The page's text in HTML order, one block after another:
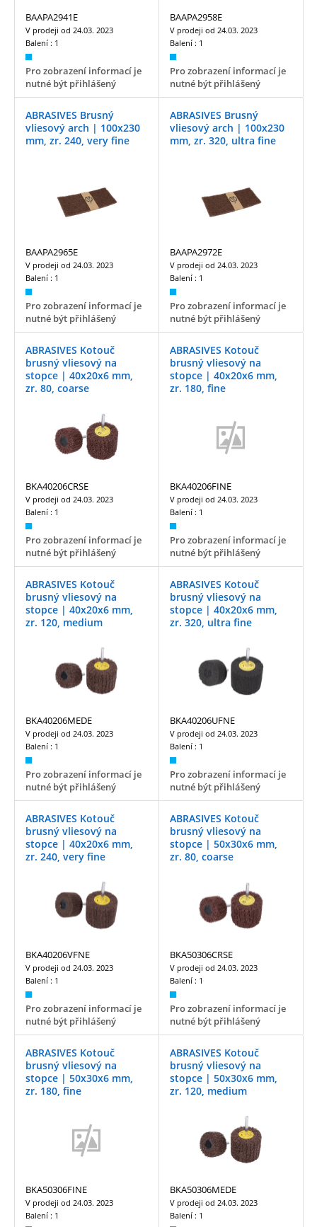
BAAPA2941E
V prodeji od 24.03. 2023
Balení : 1
Pro zobrazení informací je
nutné být přihlášený
BAAPA2958E
V prodeji od 24.03. 2023
Balení : 1
Pro zobrazení informací je
nutné být přihlášený
ABRASIVES Brusný
vliesový arch | 100x230
mm, zr. 240, very fine
BAAPA2965E
V prodeji od 24.03. 2023
Balení : 1
Pro zobrazení informací je
nutné být přihlášený
ABRASIVES Brusný
vliesový arch | 100x230
mm, zr. 320, ultra fine
BAAPA2972E
V prodeji od 24.03. 2023
Balení : 1
Pro zobrazení informací je
nutné být přihlášený
ABRASIVES Kotouč
brusný vliesový na
stopce | 40x20x6 mm,
zr. 80, coarse
BKA40206CRSE
V prodeji od 24.03. 2023
Balení : 1
Pro zobrazení informací je
nutné být přihlášený
ABRASIVES Kotouč
brusný vliesový na
stopce | 40x20x6 mm,
zr. 180, fine
BKA40206FINE
V prodeji od 24.03. 2023
Balení : 1
Pro zobrazení informací je
nutné být přihlášený
ABRASIVES Kotouč
brusný vliesový na
stopce | 40x20x6 mm,
zr. 120, medium
BKA40206MEDE
V prodeji od 24.03. 2023
Balení : 1
Pro zobrazení informací je
nutné být přihlášený
ABRASIVES Kotouč
brusný vliesový na
stopce | 40x20x6 mm,
zr. 320, ultra fine
BKA40206UFNE
V prodeji od 24.03. 2023
Balení : 1
Pro zobrazení informací je
nutné být přihlášený
ABRASIVES Kotouč
brusný vliesový na
stopce | 40x20x6 mm,
zr. 240, very fine
BKA40206VFNE
V prodeji od 24.03. 2023
Balení : 1
Pro zobrazení informací je
nutné být přihlášený
ABRASIVES Kotouč
brusný vliesový na
stopce | 50x30x6 mm,
zr. 80, coarse
BKA50306CRSE
V prodeji od 24.03. 2023
Balení : 1
Pro zobrazení informací je
nutné být přihlášený
ABRASIVES Kotouč
brusný vliesový na
stopce | 50x30x6 mm,
zr. 180, fine
BKA50306FINE
V prodeji od 24.03. 2023
Balení : 1
ABRASIVES Kotouč
brusný vliesový na
stopce | 50x30x6 mm,
zr. 120, medium
BKA50306MEDE
V prodeji od 24.03. 2023
Balení : 1